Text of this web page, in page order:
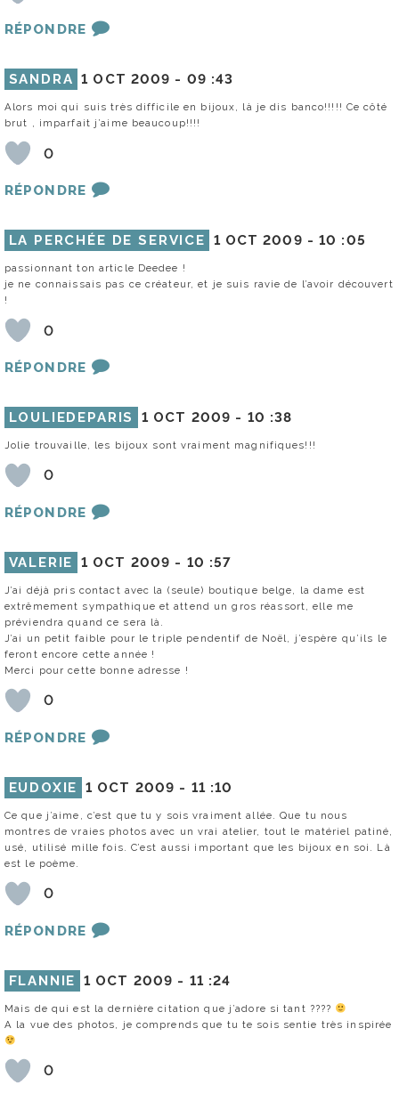
RÉPONDRE
SANDRA 1 OCT 2009 - 09 :43
Alors moi qui suis très difficile en bijoux, là je dis banco!!!!! Ce côté
brut , imparfait j’aime beaucoup!!!!
0
RÉPONDRE
LA PERCHÉE DE SERVICE 1 OCT 2009 -10 :05
passionnant ton article Deedee !
je ne connaissais pas ce créateur, et je suis ravie de l’avoir découvert
!
0
RÉPONDRE
LOULIEDEPARIS 1 OCT 2009 - 10 :38
Jolie trouvaille, les bijoux sont vraiment magnifiques!!!
0
RÉPONDRE
VALERIE 1 OCT 2009 - 10 :57
J’ai déjà pris contact avec la (seule) boutique belge, la dame est
extrêmement sympathique et attend un gros réassort, elle me
préviendra quand ce sera là.
J’ai un petit faible pour le triple pendentif de Noël, j’espère qu’ils le
feront encore cette année !
Merci pour cette bonne adresse !
0
RÉPONDRE
EUDOXIE 1 OCT 2009 - 11 :10
Ce que j’aime, c’est que tu y sois vraiment allée. Que tu nous
montres de vraies photos avec un vrai atelier, tout le matériel patiné,
usé, utilisé mille fois. C’est aussi important que les bijoux en soi. Là
est le poème.
0
RÉPONDRE
FLANNIE 1 OCT 2009 - 11 :24
Mais de qui est la dernière citation que j’adore si tant ????
A la vue des photos, je comprends que tu te sois sentie très inspirée
0